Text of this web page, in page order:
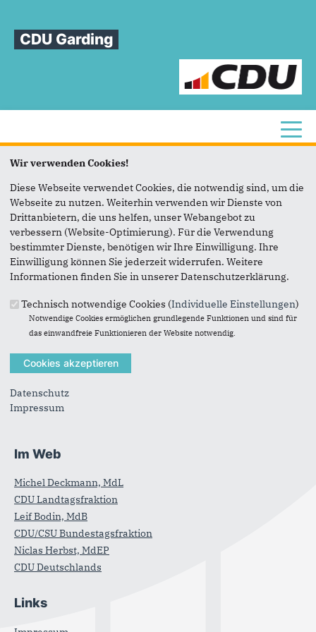
CDU Garding
Sie sind hier
» Aktuelles » Reden
Reden
CDU Garding
CDU Nordfriesland
Hinrich-Fehrs-Str. 2
25813 Husum
Im Web
Michel Deckmann, MdL
CDU Landtagsfraktion
Leif Bodin, MdB
CDU/CSU Bundestagsfraktion
Niclas Herbst, MdEP
CDU Deutschlands
Links
Wir verwenden Cookies!
Diese Webseite verwendet Cookies, die notwendig sind, um die
Webseite zu nutzen. Weiterhin verwenden wir Dienste von
Drittanbietern, die uns helfen, unser Webangebot zu
verbessern (Website-Optimierung). Für die Verwendung
bestimmter Dienste, benötigen wir Ihre Einwilligung. Ihre
Einwilligung können Sie jederzeit widerrufen. Weitere
Informationen finden Sie in unserer Datenschutzerklärung.
Technisch notwendige Cookies (Individuelle Einstellungen)
Notwendige Cookies ermöglichen grundlegende Funktionen und sind für
das einwandfreie Funktionieren der Website notwendig.
Datenschutz
Impressum